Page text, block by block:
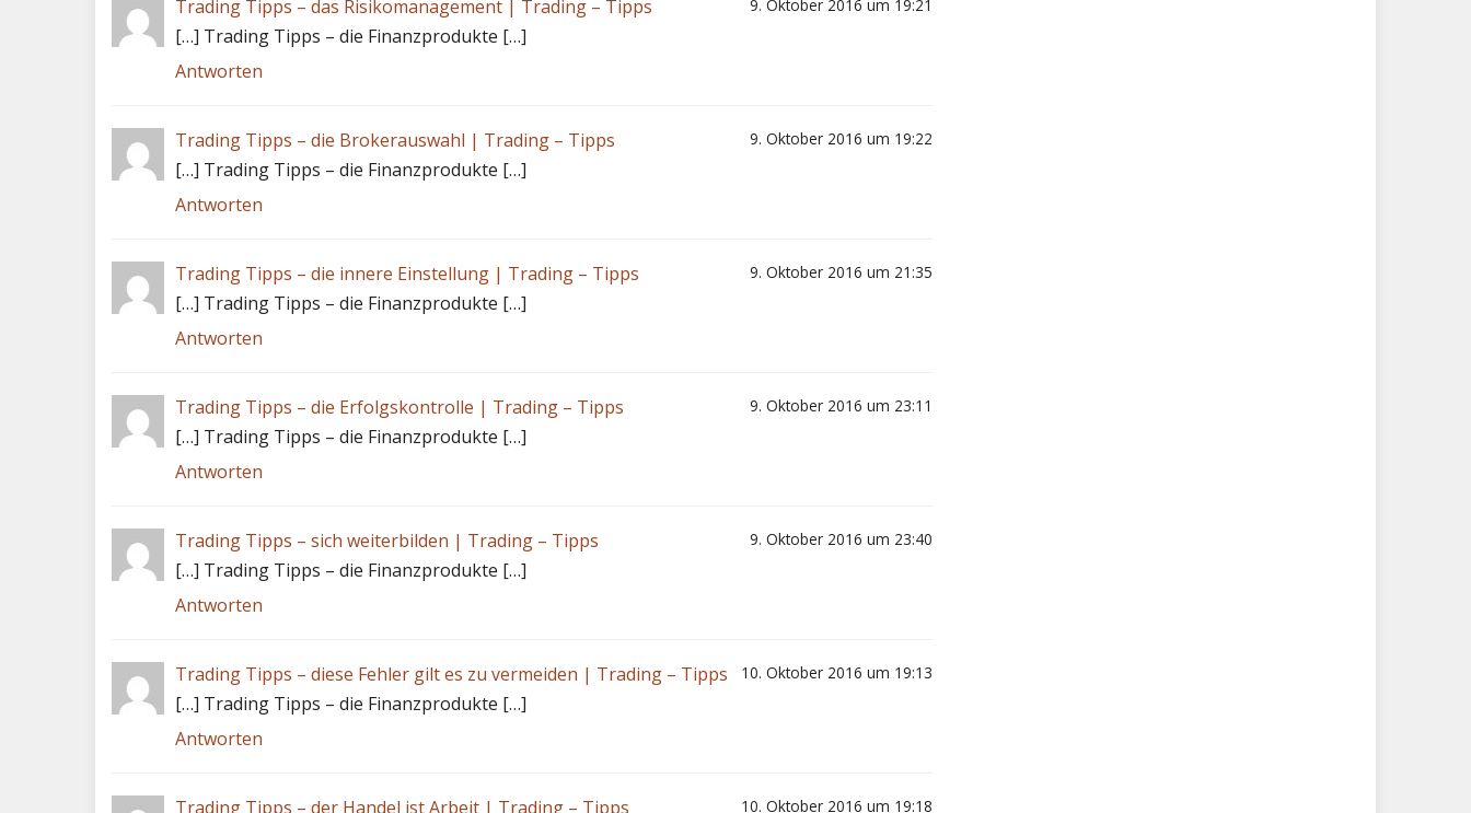
Trading Tipps – das Risikomanagement | Trading – Tipps 9. Oktober 2016 um 19:21
[…] Trading Tipps – die Finanzprodukte […]
Antworten
Trading Tipps – die Brokerauswahl | Trading – Tipps 9. Oktober 2016 um 19:22
[…] Trading Tipps – die Finanzprodukte […]
Antworten
Trading Tipps – die innere Einstellung | Trading – Tipps 9. Oktober 2016 um 21:35
[…] Trading Tipps – die Finanzprodukte […]
Antworten
Trading Tipps – die Erfolgskontrolle | Trading – Tipps 9. Oktober 2016 um 23:11
[…] Trading Tipps – die Finanzprodukte […]
Antworten
Trading Tipps – sich weiterbilden | Trading – Tipps 9. Oktober 2016 um 23:40
[…] Trading Tipps – die Finanzprodukte […]
Antworten
Trading Tipps – diese Fehler gilt es zu vermeiden | Trading – Tipps 10. Oktober 2016 um 19:13
[…] Trading Tipps – die Finanzprodukte […]
Antworten
Trading Tipps – der Handel ist Arbeit | Trading – Tipps 10. Oktober 2016 um 19:18